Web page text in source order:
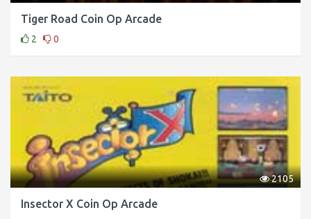
Tiger Road Coin Op Arcade
2 0
2105
Insector X Coin Op Arcade